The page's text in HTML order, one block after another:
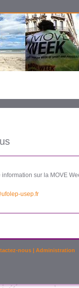
sur la MOVE
usep.fr
nous | Administration